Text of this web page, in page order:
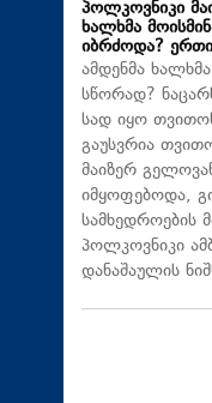
პოლკოვნიკი
ხალხმა
იბრძოდა?
ამდენმა
სწორად?
სად იყო
გაუსვრია
მაიზერ
იმყოფებოდა,
სამხედროების
პოლკოვნიკი
დანაშაულის